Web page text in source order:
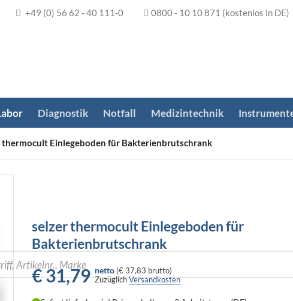
+49 (0) 56 62 - 40 111-0 0800 - 10 10 871 (kostenlos in DE)
Diagnostik Notfall Medizintechnik
thermocult Einlegeboden für Bakterienbrutschrank
selzer thermocult Einlegeboden für
Bakterienbrutschrank
€31,79 netto (€ 37,83 brutto)
ZuzüglichVersandkosten